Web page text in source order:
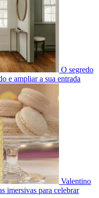
O segredo
e ampliar a sua entrada
Valentino
imersivas para celebrar